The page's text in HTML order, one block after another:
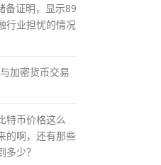
备证明，显示89
行业担忧的情况
加密货币交易
特币价格这么
的啊，还有那些
少？